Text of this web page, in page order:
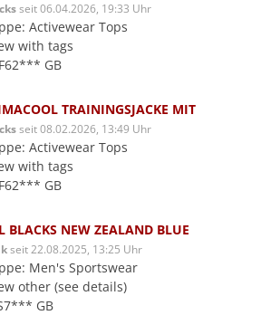
seit 06.04.2026, 19:33 Uhr
Activewear Tops
with tags
GB
TRAININGSJACKE MIT
seit 08.02.2026, 13:49 Uhr
Activewear Tops
with tags
GB
BLACKS NEW ZEALAND BLUE
seit 22.08.2025, 13:25 Uhr
Men's Sportswear
other (see details)
GB